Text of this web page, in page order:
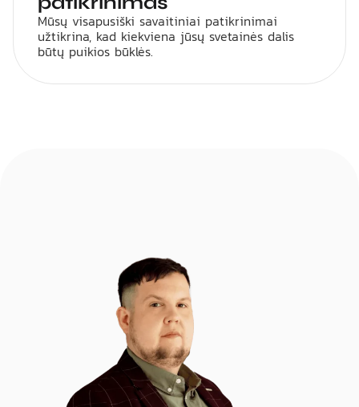
Mūsų visapusiški savaitiniai patikrinimai
užtikrina, kad kiekviena jūsų svetainės dalis
būtų puikios būklės.